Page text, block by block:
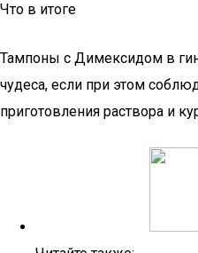
Что в итоге
Тампоны с Димексидом в
чудеса, если при этом
приготовления раствора и